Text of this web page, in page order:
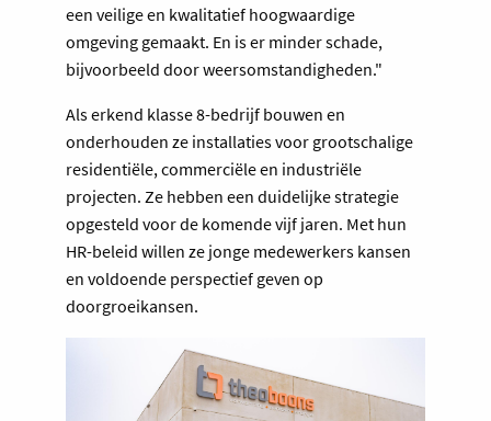
een veilige en kwalitatief hoogwaardige
omgeving gemaakt. En is er minder schade,
bijvoorbeeld door weersomstandigheden."
Als erkend klasse 8-bedrijf bouwen en
onderhouden ze installaties voor grootschalige
residentiële, commerciële en industriële
projecten. Ze hebben een duidelijke strategie
opgesteld voor de komende vijf jaren. Met hun
HR-beleid willen ze jonge medewerkers kansen
en voldoende perspectief geven op
doorgroeikansen.